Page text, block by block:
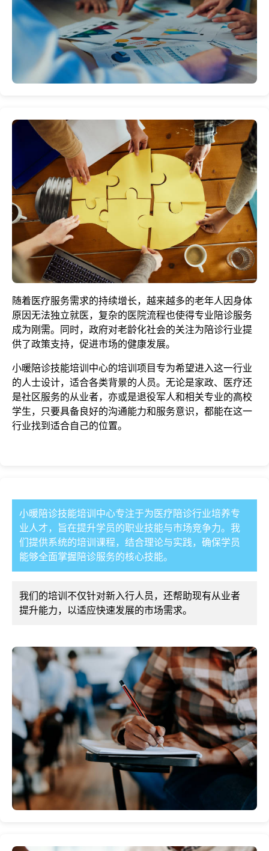
随着医疗服务需求的持续增长，越来越多的老年人因身体
原因无法独立就医，复杂的医院流程也使得专业陪诊服务
成为刚需。同时，政府对老龄化社会的关注为陪诊行业提
供了政策支持，促进市场的健康发展。
小暖陪诊技能培训中心的培训项目专为希望进入这一行业
的人士设计，适合各类背景的人员。无论是家政、医疗还
是社区服务的从业者，亦或是退役军人和相关专业的高校
学生，只要具备良好的沟通能力和服务意识，都能在这一
行业找到适合自己的位置。
小暖陪诊技能培训中心专注于为医疗陪诊行业培养专
业人才，旨在提升学员的职业技能与市场竞争力。我
们提供系统的培训课程，结合理论与实践，确保学员
能够全面掌握陪诊服务的核心技能。
我们的培训不仅针对新入行人员，还帮助现有从业者
提升能力，以适应快速发展的市场需求。